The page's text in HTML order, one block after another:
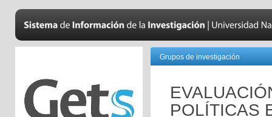
Grupos de investigación
POLÍTICAS